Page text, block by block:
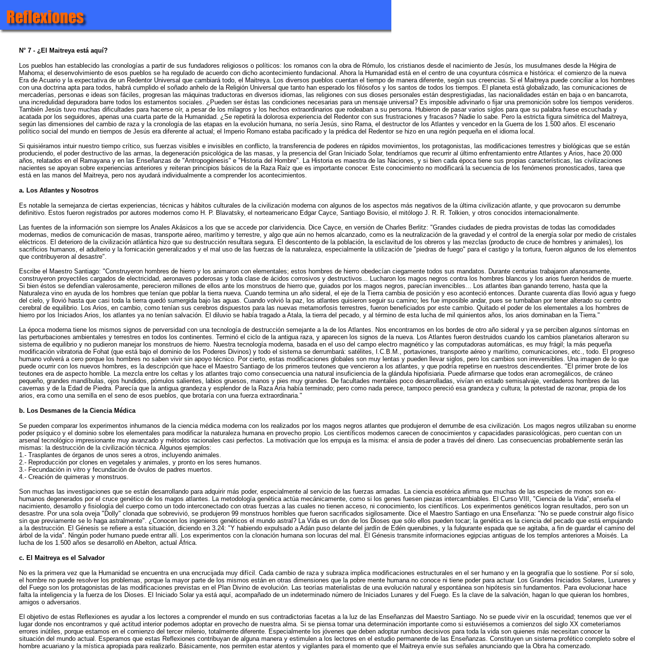
N° 7 - ¿El Maitreya está aquí?
Los pueblos han establecido las cronologías a partir de sus fundadores religiosos o políticos: los romanos con la obra de Rómulo, los cristianos desde el nacimiento de Jesús, los musulmanes desde la Hégira de
Mahoma; el desenvolvimiento de esos pueblos se ha regulado de acuerdo con dicho acontecimiento fundacional. Ahora la Humanidad está en el centro de una coyuntura cósmica e histórica: el comienzo de la nueva
Era de Acuario y la expectativa de un Redentor Universal que cambiará todo, el Maitreya. Los diversos pueblos cuentan el tiempo de manera diferente, según sus creencias. Si el Maitreya puede conciliar a los hombres
con una doctrina apta para todos, habrá cumplido el soñado anhelo de la Religión Universal que tanto han esperado los filósofos y los santos de todos los tiempos. El planeta está globalizado, las comunicaciones de
mercaderías, personas e ideas son fáciles, progresan las máquinas traductoras en diversos idiomas, las religiones con sus dioses personales están desprestigiadas, las nacionalidades están en baja o en bancarrota,
una incredulidad depuradora barre todos los estamentos sociales. ¿Pueden ser éstas las condiciones necesarias para un mensaje universal? Es imposible adivinarlo o fijar una premonición sobre los tiempos venideros.
También Jesús tuvo muchas dificultades para hacerse oír, a pesar de los milagros y los hechos extraordinarios que rodeaban a su persona. Hubieron de pasar varios siglos para que su palabra fuese escuchada y
acatada por los seguidores, apenas una cuarta parte de la Humanidad. ¿Se repetirá la dolorosa experiencia del Redentor con sus frustraciones y fracasos? Nadie lo sabe. Pero la estricta figura simétrica del Maitreya,
según las dimensiones del cambio de raza y la cronología de las etapas en la evolución humana, no sería Jesús, sino Rama, el destructor de los Atlantes y vencedor en la Guerra de los 1.500 años. El escenario
político social del mundo en tiempos de Jesús era diferente al actual; el Imperio Romano estaba pacificado y la prédica del Redentor se hizo en una región pequeña en el idioma local.
Si quisiéramos intuir nuestro tiempo crítico, sus fuerzas visibles e invisibles en conflicto, la transferencia de poderes en rápidos movimientos, los protagonistas, las modificaciones terrestres y biológicas que se están
produciendo, el poder destructivo de las armas, la degeneración psicológica de las masas, y la presencia del Gran Iniciado Solar, tendríamos que recurrir al último enfrentamiento entre Atlantes y Arios, hace 20.000
años, relatados en el Ramayana y en las Enseñanzas de "Antropogénesis" e "Historia del Hombre". La Historia es maestra de las Naciones, y si bien cada época tiene sus propias características, las civilizaciones
nacientes se apoyan sobre experiencias anteriores y reiteran principios básicos de la Raza Raíz que es importante conocer. Este conocimiento no modificará la secuencia de los fenómenos pronosticados, tarea que
está en las manos del Maitreya, pero nos ayudará individualmente a comprender los acontecimientos.
a. Los Atlantes y Nosotros
Es notable la semejanza de ciertas experiencias, técnicas y hábitos culturales de la civilización moderna con algunos de los aspectos más negativos de la última civilización atlante, y que provocaron su derrumbe
definitivo. Estos fueron registrados por autores modernos como H. P. Blavatsky, el norteamericano Edgar Cayce, Santiago Bovisio, el mitólogo J. R. R. Tolkien, y otros conocidos internacionalmente.
Las fuentes de la información son siempre los Anales Akásicos a los que se accede por clarividencia. Dice Cayce, en versión de Charles Berlitz: "Grandes ciudades de piedra provistas de todas las comodidades
modernas, medios de comunicación de masas, transporte aéreo, marítimo y terrestre, y algo que aún no hemos alcanzado, como es la neutralización de la gravedad y el control de la energía solar por medio de cristales
eléctricos. El deterioro de la civilización atlántica hizo que su destrucción resultara segura. El descontento de la población, la esclavitud de los obreros y las mezclas (producto de cruce de hombres y animales), los
sacrificios humanos, el adulterio y la fornicación generalizados y el mal uso de las fuerzas de la naturaleza, especialmente la utilización de "piedras de fuego" para el castigo y la tortura, fueron algunos de los elementos
que contribuyeron al desastre".
Escribe el Maestro Santiago: "Construyeron hombres de hierro y los animaron con elementales; estos hombres de hierro obedecían ciegamente todos sus mandatos. Durante centurias trabajaron afanosamente,
construyeron proyectiles cargados de electricidad, aeronaves poderosas y toda clase de ácidos corrosivos y destructivos... Lucharon los magos negros contra los hombres blancos y los arios fueron heridos de muerte.
Si bien éstos se defendían valerosamente, perecieron millones de ellos ante los monstruos de hierro que, guiados por los magos negros, parecían invencibles... Los atlantes iban ganando terreno, hasta que la
Naturaleza vino en ayuda de los hombres que tenían que poblar la tierra nueva. Cuando termina un año sideral, el eje de la Tierra cambia de posición y eso aconteció entonces. Durante cuarenta días llovió agua y fuego
del cielo, y llovió hasta que casi toda la tierra quedó sumergida bajo las aguas. Cuando volvió la paz, los atlantes quisieron seguir su camino; les fue imposible andar, pues se tumbaban por tener alterado su centro
cerebral de equilibrio. Los Arios, en cambio, como tenían sus cerebros dispuestos para las nuevas metamorfosis terrestres, fueron beneficiados por este cambio. Quitado el poder de los elementales a los hombres de
hierro por los Iniciados Arios, los atlantes ya no tenían salvación. El diluvio se había tragado a Atala, la tierra del pecado, y al término de esta lucha de mil quinientos años, los arios dominaban en la Tierra."
La época moderna tiene los mismos signos de perversidad con una tecnología de destrucción semejante a la de los Atlantes. Nos encontramos en los bordes de otro año sideral y ya se perciben algunos síntomas en
las perturbaciones ambientales y terrestres en todos los continentes. Terminó el ciclo de la antigua raza, y aparecen los signos de la nueva. Los Atlantes fueron destruidos cuando los cambios planetarios alteraron su
sistema de equilibrio y no pudieron manejar los monstruos de hierro. Nuestra tecnología moderna, basada en el uso del campo electro magnético y las computadoras automáticas, es muy frágil; la más pequeña
modificación vibratoria de Fohat (que está bajo el dominio de los Poderes Divinos) y todo el sistema se derrumbará: satélites, I.C.B.M., portaviones, transporte aéreo y marítimo, comunicaciones, etc., todo. El progreso
humano volverá a cero porque los hombres no saben vivir sin apoyo técnico. Por cierto, estas modificaciones globales son muy lentas y pueden llevar siglos, pero los cambios son irreversibles. Una imagen de lo que
puede ocurrir con los nuevos hombres, es la descripción que hace el Maestro Santiago de los primeros teutones que vencieron a los atlantes, y que podría repetirse en nuestros descendientes. "El primer brote de los
teutones era de aspecto horrible. La mezcla entre los celtas y los atlantes trajo como consecuencia una natural insuficiencia de la glándula hipofisiaria. Puede afirmarse que todos eran acromegálicos, de cráneo
pequeño, grandes mandíbulas, ojos hundidos, pómulos salientes, labios gruesos, manos y pies muy grandes. De facultades mentales poco desarrolladas, vivían en estado semisalvaje, verdaderos hombres de las
cavernas y de la Edad de Piedra. Parecía que la antigua grandeza y esplendor de la Raza Aria había terminado; pero como nada perece, tampoco pereció esa grandeza y cultura; la potestad de razonar, propia de los
arios, era como una semilla en el seno de esos pueblos, que brotaría con una fuerza extraordinaria."
b. Los Desmanes de la Ciencia Médica
Se pueden comparar los experimentos inhumanos de la ciencia médica moderna con los realizados por los magos negros atlantes que produjeron el derrumbe de esa civilización. Los magos negros utilizaban su enorme
poder psíquico y el dominio sobre los elementales para modificar la naturaleza humana en provecho propio. Los científicos modernos carecen de conocimientos y capacidades parasicológicas, pero cuentan con un
arsenal tecnológico impresionante muy avanzado y métodos racionales casi perfectos. La motivación que los empuja es la misma: el ansia de poder a través del dinero. Las consecuencias probablemente serán las
mismas: la destrucción de la civilización técnica. Algunos ejemplos:
1.- Trasplantes de órganos de unos seres a otros, incluyendo animales.
2.- Reproducción por clones en vegetales y animales, y pronto en los seres humanos.
3.- Fecundación in vitro y fecundación de óvulos de padres muertos.
4.- Creación de quimeras y monstruos.
Son muchas las investigaciones que se están desarrollando para adquirir más poder, especialmente al servicio de las fuerzas armadas. La ciencia esotérica afirma que muchas de las especies de monos son ex-
humanos degenerados por el cruce genético de los magos atlantes. La metodología genética actúa mecánicamente, como si los genes fuesen piezas intercambiables. El Curso VIII, "Ciencia de la Vida", enseña el
nacimiento, desarrollo y fisiología del cuerpo como un todo interconectado con otras fuerzas a las cuales no tienen acceso, ni conocimiento, los científicos. Los experimentos genéticos logran resultados, pero son un
desastre. Por una sola oveja "Dolly" clonada que sobrevivió, se produjeron 99 monstruos horribles que fueron sacrificados sigilosamente. Dice el Maestro Santiago en una Enseñanza: "No se puede construir algo físico
sin que previamente se lo haga astralmente". ¿Conocen los ingenieros genéticos el mundo astral? La Vida es un don de los Dioses que sólo ellos pueden tocar; la genética es la ciencia del pecado que está empujando
a la destrucción. El Génesis se refiere a esta situación, diciendo en 3.24: "Y habiendo expulsado a Adán puso delante del jardín de Edén querubines, y la fulgurante espada que se agitaba, a fin de guardar el camino del
árbol de la vida". Ningún poder humano puede entrar allí. Los experimentos con la clonación humana son locuras del mal. El Génesis transmite informaciones egipcias antiguas de los templos anteriores a Moisés. La
lucha de los 1.500 años se desarrolló en Abelton, actual África.
c. El Maitreya es el Salvador
No es la primera vez que la Humanidad se encuentra en una encrucijada muy difícil. Cada cambio de raza y subraza implica modificaciones estructurales en el ser humano y en la geografía que lo sostiene. Por sí solo,
el hombre no puede resolver los problemas, porque la mayor parte de los mismos están en otras dimensiones que la pobre mente humana no conoce ni tiene poder para actuar. Los Grandes Iniciados Solares, Lunares y
del Fuego son los protagonistas de las modificaciones previstas en el Plan Divino de evolución. Las teorías materialistas de una evolución natural y espontánea son hipótesis sin fundamentos. Para evolucionar hace
falta la inteligencia y la fuerza de los Dioses. El Iniciado Solar ya está aquí, acompañado de un indeterminado número de Iniciados Lunares y del Fuego. Es la clave de la salvación, hagan lo que quieran los hombres,
amigos o adversarios.
El objetivo de estas Reflexiones es ayudar a los lectores a comprender el mundo en sus contradictorias facetas a la luz de las Enseñanzas del Maestro Santiago. No se puede vivir en la oscuridad; tenemos que ver el
lugar donde nos encontramos y qué actitud interior podemos adoptar en provecho de nuestra alma. Si se piensa tomar una determinación importante como si estuviésemos a comienzos del siglo XX cometeríamos
errores inútiles, porque estamos en el comienzo del tercer milenio, totalmente diferente. Especialmente los jóvenes que deben adoptar rumbos decisivos para toda la vida son quienes más necesitan conocer la
situación del mundo actual. Esperamos que estas Reflexiones contribuyan de alguna manera y estimulen a los lectores en el estudio permanente de las Enseñanzas. Constituyen un sistema profético completo sobre el
hombre acuariano y la mística apropiada para realizarlo. Básicamente, nos permiten estar atentos y vigilantes para el momento que el Maitreya envíe sus señales anunciando que la Obra ha comenzado.